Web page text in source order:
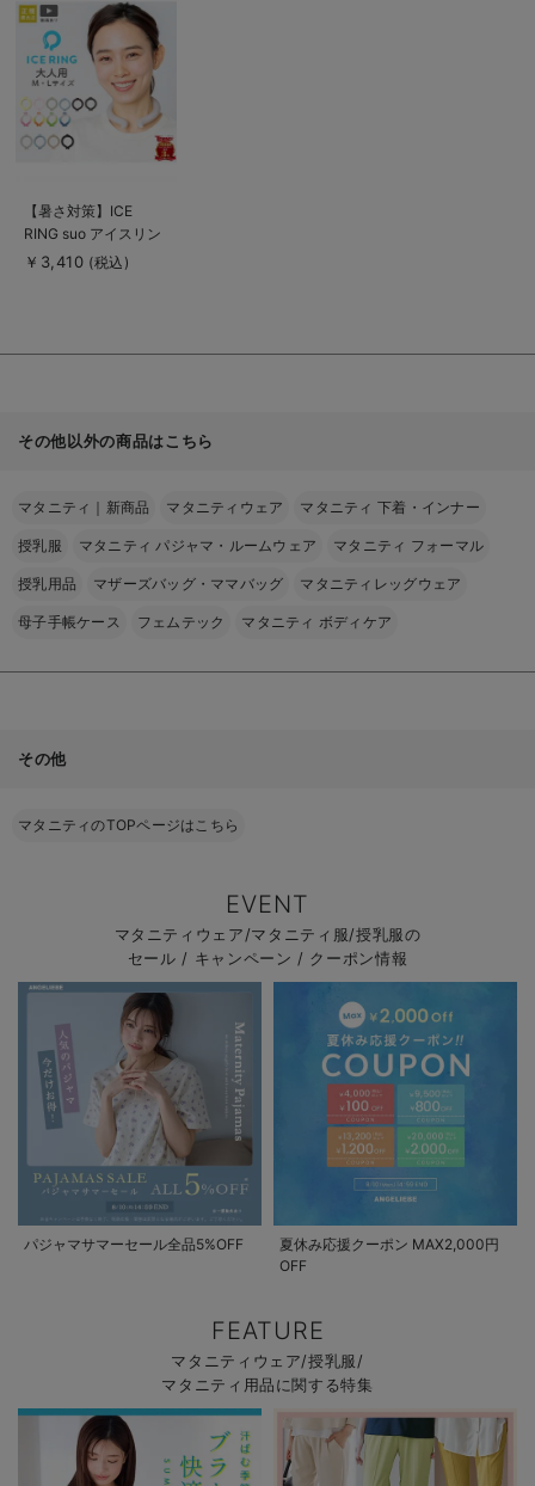
詳
細
見
商
品
詳
細
を
【暑さ対策】ICE
RING suo アイスリン
グ 大人用 M L 高機能
￥3,410 (税込)
その他以外の商品はこちら
マタニティ｜新商品 マタニティウェア マタニティ 下着・インナー
授乳服 マタニティ パジャマ・ルームウェア マタニティ フォーマル
授乳用品 マザーズバッグ・ママバッグ マタニティレッグウェア
母子手帳ケース フェムテック マタニティ ボディケア
その他
マタニティのTOPページはこちら
EVENT
マタニティウェア/マタニティ服/授乳服の
セール / キャンペーン / クーポン情報
パジャマサマーセール全品5%OFF
夏休み応援クーポン MAX2,000円
OFF
FEATURE
マタニティウェア/授乳服/
マタニティ用品に関する特集